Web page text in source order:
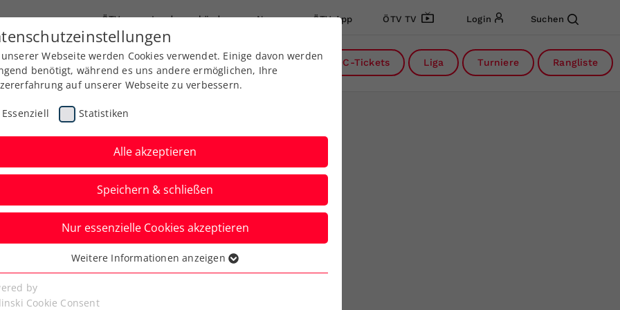
ÖTV Landesverbände News ÖTV App ÖTV TV Login Suchen
Ausbildung Services Über uns DC-Tickets Liga Turniere Rangliste
san very
nach 0:2 in
Webseite werden Cookies verwendet. Einige davon werden
benötigt, während es uns andere ermöglichen, Ihre
auf unserer Webseite zu verbessern.
Essenziell Statistiken
Alle akzeptieren
Speichern & schließen
Nur essenzielle Cookies akzeptieren
Cookies werden für grundlegende Funktionen der
benötigt. Dadurch ist gewährleistet, dass die Webseite
Weitere Informationen anzeigen
by
Cookie Consent